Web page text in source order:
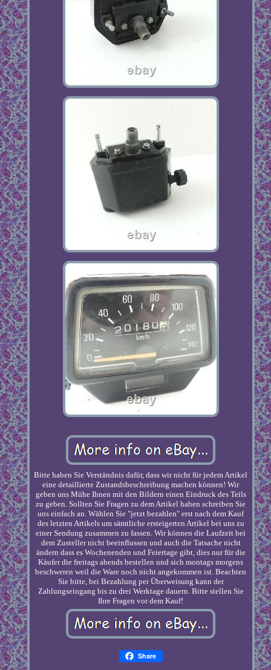
Bitte haben Sie Verständnis dafür, dass wir nicht für jedem Artikel
eine detaillierte Zustandsbeschreibung machen können! Wir
geben uns Mühe Ihnen mit den Bildern einen Eindruck des Teils
zu geben. Sollten Sie Fragen zu dem Artikel haben schreiben Sie
uns einfach an. Wählen Sie "jetzt bezahlen" erst nach dem Kauf
des letzten Artikels um sämtliche ersteigerten Artikel bei uns zu
einer Sendung zusammen zu fassen. Wir können die Laufzeit bei
dem Zusteller nicht beeinflussen und auch die Tatsache nicht
ändern dass es Wochenenden und Feiertage gibt, dies nur für die
Käufer die freitags abends bestellen und sich montags morgens
beschweren weil die Ware noch nicht angekommen ist. Beachten
Sie bitte, bei Bezahlung per Überweisung kann der
Zahlungseingang bis zu drei Werktage dauern. Bitte stellen Sie
Ihre Fragen vor dem Kauf!
Share